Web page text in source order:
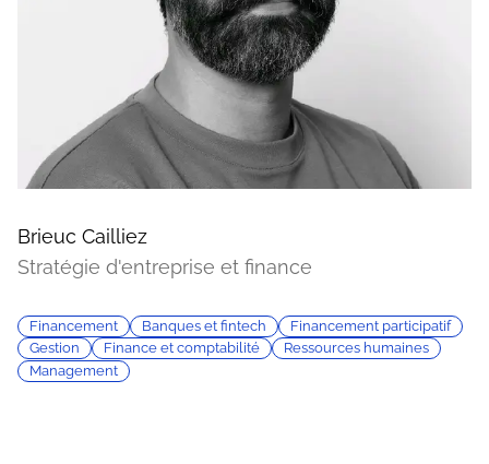
Brieuc Cailliez
Stratégie d'entreprise et finance
Financement Banques et fintech
Financement participatif
Gestion
Finance et comptabilité
Ressources humaines
Management